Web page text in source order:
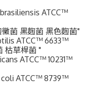
ATCC™
菌 黑麴菌 黑色麴菌"
ATCC™ 6633™
枯草桿菌 "
ATCC™ 10231™
ATCC™ 8739™